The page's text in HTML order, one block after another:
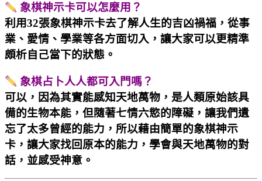
象棋神示卡可以怎麼用？
利用32張象棋神示卡去了解人生的吉凶禍福，從事
業、愛情、學業等各方面切入，讓大家可以更精準
頗析自己當下的狀態。
象棋占卜人人都可入門嗎？
可以，因為其實能感知天地萬物，是人類原始該具
備的生物本能，但隨著七情六慾的障礙，讓我們遺
忘了太多曾經的能力，所以藉由簡單的象棋神示
卡，讓大家找回原本的能力，學會與天地萬物的對
話，並感受神意。